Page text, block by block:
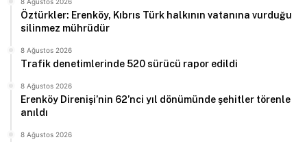
Öztürkler: Erenköy, Kıbrıs Türk halkının vatanına vurduğu
silinmez mührüdür
8 Ağustos 2026
Trafik denetimlerinde 520 sürücü rapor edildi
8 Ağustos 2026
Erenköy Direnişi’nin 62’nci yıl dönümünde şehitler törenle
anıldı
8 Ağustos 2026